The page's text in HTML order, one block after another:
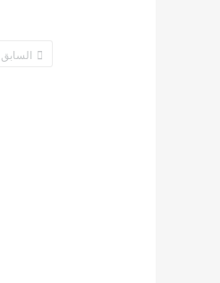
السابق